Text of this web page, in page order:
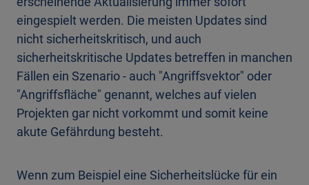
eingespielt werden. Die meisten Updates sind
nicht sicherheitskritisch, und auch
sicherheitskritische Updates betreffen in manchen
Fällen ein Szenario - auch "Angriffsvektor" oder
"Angriffsfläche" genannt, welches auf vielen
Projekten gar nicht vorkommt und somit keine
akute Gefährdung besteht.
Wenn zum Beispiel eine Sicherheitslücke für ein